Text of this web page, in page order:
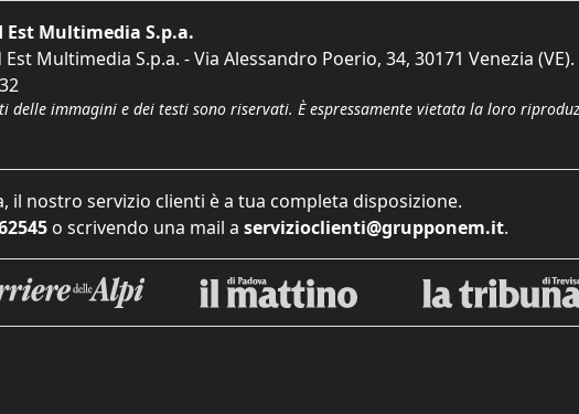
Est Multimedia S.p.a.
Multimedia S.p.a. - Via Alessandro Poerio, 34, 30171 Venezia (VE).
delle immagini e dei testi sono riservati. È espressamente vietata la loro
il nostro servizio clienti è a tua completa disposizione.
o scrivendo una mail a servizioclienti@grupponem.it.